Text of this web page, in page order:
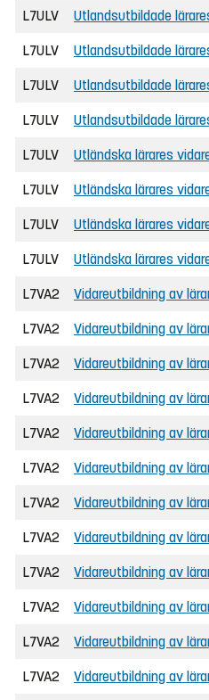
L7ULV
Utlandsutbildade
L7ULV Utlandsutbildade
L7ULV Utlandsutbildade
L7ULV Utlandsutbildade
L7ULV Utländska lärares
L7ULV Utländska lärares
L7ULV Utländska lärares
L7ULV Utländska lärares
L7VA2 Vidareutbildning av
L7VA2 Vidareutbildning av
L7VA2 Vidareutbildning av
L7VA2 Vidareutbildning av
L7VA2 Vidareutbildning av
L7VA2 Vidareutbildning av
L7VA2 Vidareutbildning av
L7VA2 Vidareutbildning av
L7VA2 Vidareutbildning av
L7VA2 Vidareutbildning av
L7VA2 Vidareutbildning av
L7VA2 Vidareutbildning av